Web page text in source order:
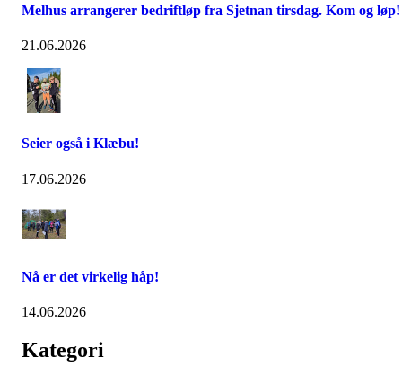
Melhus arrangerer bedriftløp fra Sjetnan tirsdag. Kom og løp!
21.06.2026
Seier også i Klæbu!
17.06.2026
Nå er det virkelig håp!
14.06.2026
Kategori